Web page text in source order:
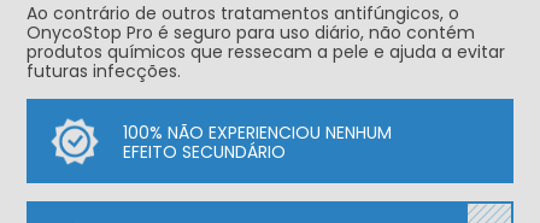
Ao contrário de outros tratamentos antifúngicos, o
OnycoStop Pro é seguro para uso diário, não contém
produtos químicos que ressecam a pele e ajuda a evitar
futuras infecções.
100% NÃO EXPERIENCIOU NENHUM
EFEITO SECUNDÁRIO